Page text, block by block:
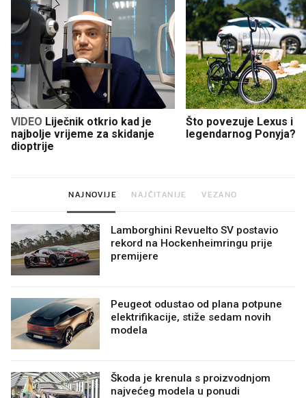
VIDEO
najbolje vrijeme za skidanje
dioptrije
Što povezuje Lexus i
legendarnog Ponyja?
NAJNOVIJE NAJČITANIJE VEZANO
Lamborghini Revuelto SV postavio
rekord na Hockenheimringu prije
premijere
Peugeot odustao od plana potpune
elektrifikacije, stiže sedam novih
modela
Škoda je krenula s proizvodnjom
najvećeg modela u ponudi